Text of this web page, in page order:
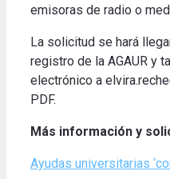
emisoras de radio o
La solicitud se hará
registro de la AGAUR y
electrónico a
PDF.
Más información y
Ayudas universitarias